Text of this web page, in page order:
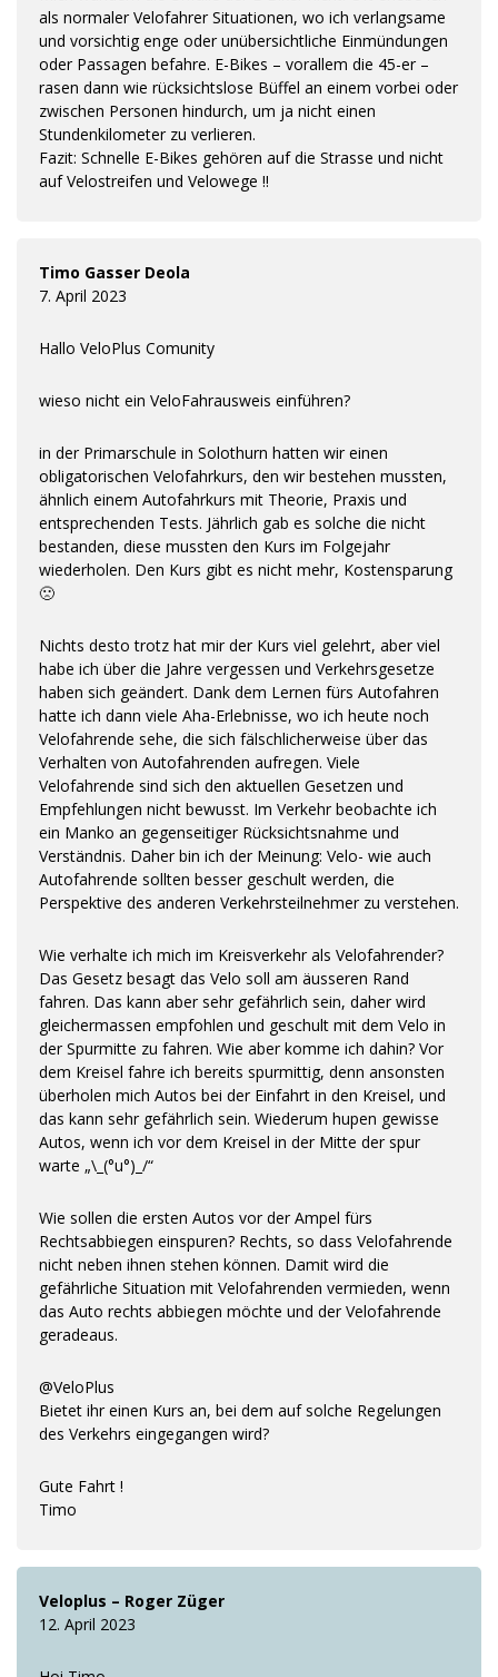
als normaler Velofahrer Situationen, wo ich verlangsame
und vorsichtig enge oder unübersichtliche Einmündungen
oder Passagen befahre. E-Bikes – vorallem die 45-er –
rasen dann wie rücksichtslose Büffel an einem vorbei oder
zwischen Personen hindurch, um ja nicht einen
Stundenkilometer zu verlieren.
Fazit: Schnelle E-Bikes gehören auf die Strasse und nicht
auf Velostreifen und Velowege !!
Timo Gasser Deola
7. April 2023
Hallo VeloPlus Comunity
wieso nicht ein VeloFahrausweis einführen?
in der Primarschule in Solothurn hatten wir einen
obligatorischen Velofahrkurs, den wir bestehen mussten,
ähnlich einem Autofahrkurs mit Theorie, Praxis und
entsprechenden Tests. Jährlich gab es solche die nicht
bestanden, diese mussten den Kurs im Folgejahr
wiederholen. Den Kurs gibt es nicht mehr, Kostensparung
🙁
Nichts desto trotz hat mir der Kurs viel gelehrt, aber viel
habe ich über die Jahre vergessen und Verkehrsgesetze
haben sich geändert. Dank dem Lernen fürs Autofahren
hatte ich dann viele Aha-Erlebnisse, wo ich heute noch
Velofahrende sehe, die sich fälschlicherweise über das
Verhalten von Autofahrenden aufregen. Viele
Velofahrende sind sich den aktuellen Gesetzen und
Empfehlungen nicht bewusst. Im Verkehr beobachte ich
ein Manko an gegenseitiger Rücksichtsnahme und
Verständnis. Daher bin ich der Meinung: Velo- wie auch
Autofahrende sollten besser geschult werden, die
Perspektive des anderen Verkehrsteilnehmer zu verstehen.
Wie verhalte ich mich im Kreisverkehr als Velofahrender?
Das Gesetz besagt das Velo soll am äusseren Rand
fahren. Das kann aber sehr gefährlich sein, daher wird
gleichermassen empfohlen und geschult mit dem Velo in
der Spurmitte zu fahren. Wie aber komme ich dahin? Vor
dem Kreisel fahre ich bereits spurmittig, denn ansonsten
überholen mich Autos bei der Einfahrt in den Kreisel, und
das kann sehr gefährlich sein. Wiederum hupen gewisse
Autos, wenn ich vor dem Kreisel in der Mitte der spur
warte „\_(°u°)_/“
Wie sollen die ersten Autos vor der Ampel fürs
Rechtsabbiegen einspuren? Rechts, so dass Velofahrende
nicht neben ihnen stehen können. Damit wird die
gefährliche Situation mit Velofahrenden vermieden, wenn
das Auto rechts abbiegen möchte und der Velofahrende
geradeaus.
@VeloPlus
Bietet ihr einen Kurs an, bei dem auf solche Regelungen
des Verkehrs eingegangen wird?
Gute Fahrt !
Timo
Veloplus – Roger Züger
12. April 2023